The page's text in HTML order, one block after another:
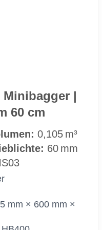
|
60 cm
0,105 m³
60 mm
mm × 600 mm ×